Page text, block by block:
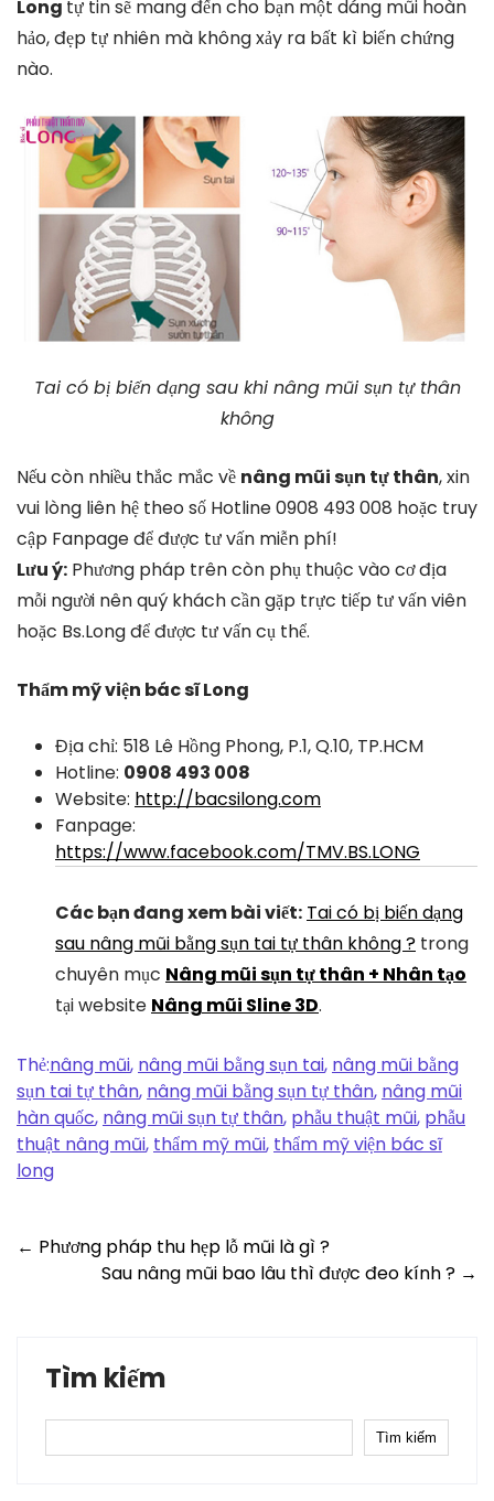
Long tự tin sẽ mang đến cho bạn một dáng mũi hoàn
hảo, đẹp tự nhiên mà không xảy ra bất kì biến chứng
nào.
Tai có bị biến dạng sau khi nâng mũi sụn tự thân
không
Nếu còn nhiều thắc mắc về nâng mũi sụn tự thân, xin
vui lòng liên hệ theo số Hotline 0908 493 008 hoặc truy
cập Fanpage để được tư vấn miễn phí!
Lưu ý: Phương pháp trên còn phụ thuộc vào cơ địa
mỗi người nên quý khách cần gặp trực tiếp tư vấn viên
hoặc Bs.Long để được tư vấn cụ thể.
Thẩm mỹ viện bác sĩ Long
Địa chỉ: 518 Lê Hồng Phong, P.1, Q.10, TP.HCM
Hotline: 0908 493 008
Website: http://bacsilong.com
Fanpage:
https://www.facebook.com/TMV.BS.LONG
Các bạn đang xem bài viết: Tai có bị biến dạng
sau nâng mũi bằng sụn tai tự thân không ? trong
chuyên mục Nâng mũi sụn tự thân + Nhân tạo
tại website Nâng mũi Sline 3D.
Thẻ:nâng mũi, nâng mũi bằng sụn tai, nâng mũi bằng
sụn tai tự thân, nâng mũi bằng sụn tự thân, nâng mũi
hàn quốc, nâng mũi sụn tự thân, phẫu thuật mũi, phẫu
thuật nâng mũi, thẩm mỹ mũi, thẩm mỹ viện bác sĩ
long
Post
navigation
← Phương pháp thu hẹp lỗ mũi là gì ?
Sau nâng mũi bao lâu thì được đeo kính ? →
Tìm kiếm
Tìm kiếm